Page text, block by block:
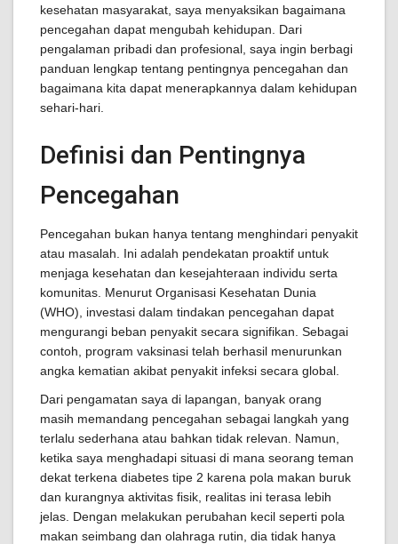
kesehatan masyarakat, saya menyaksikan bagaimana
pencegahan dapat mengubah kehidupan. Dari
pengalaman pribadi dan profesional, saya ingin berbagi
panduan lengkap tentang pentingnya pencegahan dan
bagaimana kita dapat menerapkannya dalam kehidupan
sehari-hari.
Definisi dan Pentingnya
Pencegahan
Pencegahan bukan hanya tentang menghindari penyakit
atau masalah. Ini adalah pendekatan proaktif untuk
menjaga kesehatan dan kesejahteraan individu serta
komunitas. Menurut Organisasi Kesehatan Dunia
(WHO), investasi dalam tindakan pencegahan dapat
mengurangi beban penyakit secara signifikan. Sebagai
contoh, program vaksinasi telah berhasil menurunkan
angka kematian akibat penyakit infeksi secara global.
Dari pengamatan saya di lapangan, banyak orang
masih memandang pencegahan sebagai langkah yang
terlalu sederhana atau bahkan tidak relevan. Namun,
ketika saya menghadapi situasi di mana seorang teman
dekat terkena diabetes tipe 2 karena pola makan buruk
dan kurangnya aktivitas fisik, realitas ini terasa lebih
jelas. Dengan melakukan perubahan kecil seperti pola
makan seimbang dan olahraga rutin, dia tidak hanya